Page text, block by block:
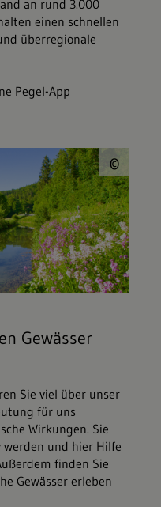
an rund 3.000
einen schnellen
überregionale
Pegel-App
©
Gewässer
Sie viel über unser
für uns
Wirkungen. Sie
und hier Hilfe
finden Sie
Gewässer erleben